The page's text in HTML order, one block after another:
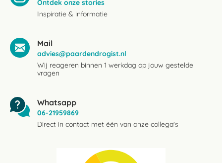
Ontdek onze stories
Inspiratie & informatie
Mail
advies@paardendrogist.nl
Wij reageren binnen 1 werkdag op jouw gestelde
vragen
Whatsapp
06-21959869
Direct in contact met één van onze collega's